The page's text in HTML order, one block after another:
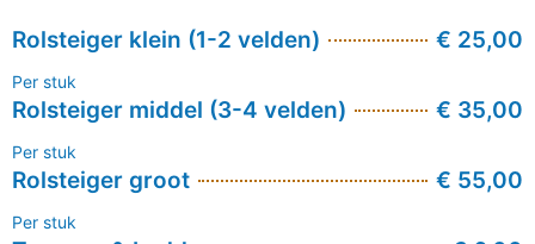
Rolsteiger klein (1-2 velden) € 25,00
Per stuk
Rolsteiger middel (3-4 velden) € 35,00
Per stuk
Rolsteiger groot € 55,00
Per stuk